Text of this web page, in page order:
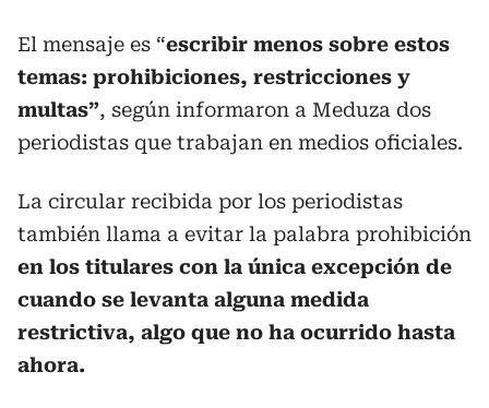
El mensaje es “escribir menos sobre estos
temas: prohibiciones, restricciones y
multas”, según informaron a Meduza dos
periodistas que trabajan en medios oficiales.
La circular recibida por los periodistas
también llama a evitar la palabra prohibición
en los titulares con la única excepción de
cuando se levanta alguna medida
restrictiva, algo que no ha ocurrido hasta
ahora.